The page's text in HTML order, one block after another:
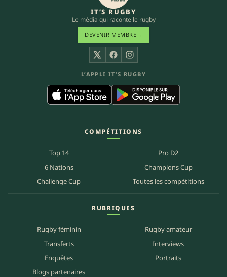
IT’S RUGBY
Le média qui raconte le rugby
DEVENIR MEMBRE→
X FacebookInstagram
L’APPLI IT’S RUGBY
COMPÉTITIONS
Top 14
Pro D2
6 Nations
Champions Cup
Challenge Cup
Toutes les compétitions
RUBRIQUES
Rugby féminin
Rugby amateur
Transferts
Interviews
Enquêtes
Portraits
Blogs partenaires